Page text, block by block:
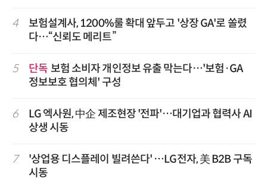
4
보험설계사, 1200%룰 확대 앞두고 '상장 GA'로 쏠렸
다…“신뢰도 메리트”
5 단독 보험 소비자 개인정보 유출 막는다…'보험·GA
정보보호 협의체' 구성
6
LG 엑사원, 中企 제조현장 '전파'…대기업과 협력사 AI
상생 시동
7
'상업용 디스플레이 빌려쓴다' …LG전자, 美 B2B 구독
시동